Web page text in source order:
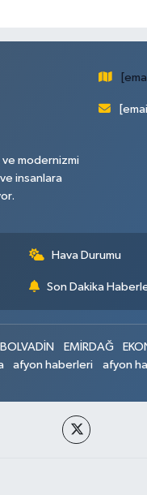
ve modernizmi
insanlara
Hava Durumu
Son Dakika
BOLVADİN EMİRDAĞ
afyon haberleri afyon